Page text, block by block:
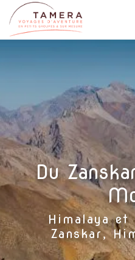
Aller
au
contenu
Du
Himalaya et
Zanskar,